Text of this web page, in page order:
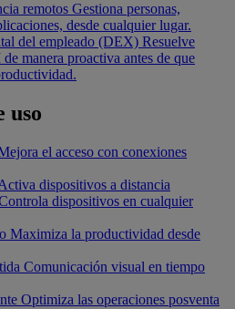
remotos Gestiona personas,
desde cualquier lugar.
del empleado (DEX) Resuelve
manera proactiva antes de que
uso
el acceso con conexiones
dispositivos a distancia
dispositivos en cualquier
Maximiza la productividad desde
Comunicación visual en tiempo
Optimiza las operaciones posventa